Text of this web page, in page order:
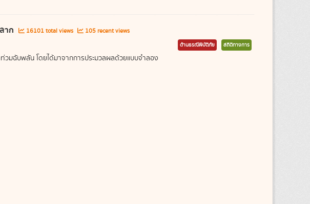
าก 16101 total views 105 recent views
ด้านธรณีพิบัติภัย สถิติทางการ
มฉับพลัน โดยได้มาจากการประมวลผลด้วยแบบจำลอง